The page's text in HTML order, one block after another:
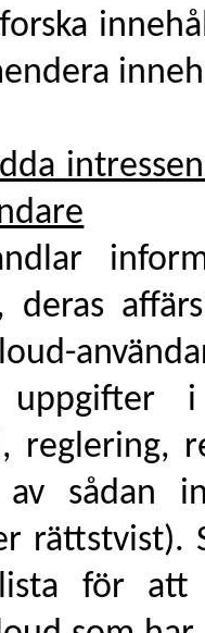
deras
uppgifter
reglering,
av sådan
för att